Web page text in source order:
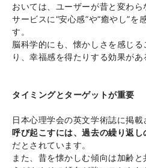
おいては、ユーザーが昔と変わ
サービスに“安心感”や“癒やし”を
す。
脳科学的にも、懐かしさを感じ
り、幸福感を得たりする効果があ
タイミングとターゲットが重要
日本心理学会の英文学術誌に掲
呼び起こすには、過去の繰り返
だとされています。
また、昔を懐かしむ傾向は加齢